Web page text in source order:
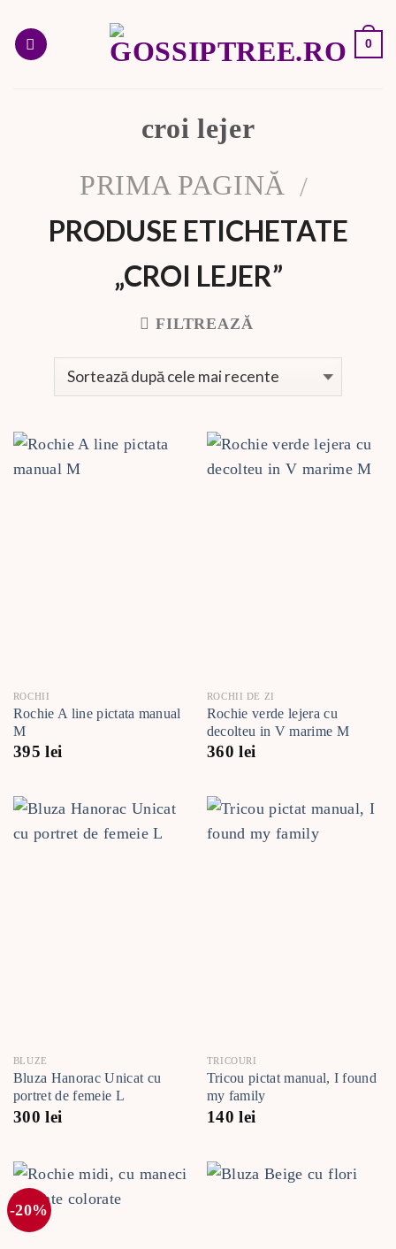
content
0
croi lejer
PRIMA PAGINĂ /
PRODUSE ETICHETATE
„CROI LEJER”
FILTREAZĂ
ROCHII
Rochie A line pictata manual
M
395lei
ROCHII DE ZI
Rochie verde lejera cu
decolteu in V marime M
360lei
BLUZE
Bluza Hanorac Unicat cu
portret de femeie L
300lei
TRICOURI
Tricou pictat manual, I found
my family
140lei
-20%